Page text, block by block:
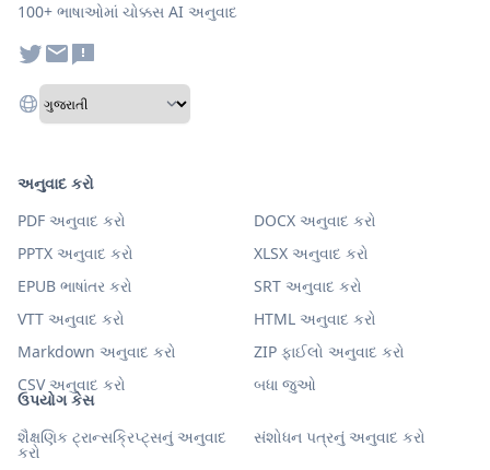
100+ ભાષાઓમાં ચોક્કસ AI અનુવાદ
ઉપયોગ કેસ
શૈક્ષણિક ટ્રાન્સક્રિપ્ટ્સનું અનુવાદ
કરો
સંશોધન પત્રનું અનુવાદ કરો
અનુવાદ કરો
PDF અનુવાદ કરો
DOCX અનુવાદ કરો
PPTX અનુવાદ કરો
XLSX અનુવાદ કરો
EPUB ભાષાંતર કરો
SRT અનુવાદ કરો
VTT અનુવાદ કરો
HTML અનુવાદ કરો
Markdown અનુવાદ કરો
ZIP ફાઈલો અનુવાદ કરો
CSV અનુવાદ કરો
બધા જુઓ